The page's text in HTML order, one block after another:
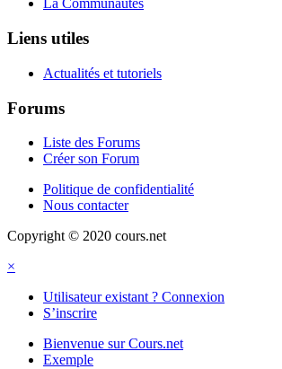
La Communautés
Liens utiles
Actualités et tutoriels
Forums
Liste des Forums
Créer son Forum
Politique de confidentialité
Nous contacter
Copyright © 2020 cours.net
×
Utilisateur existant ? Connexion
S’inscrire
Bienvenue sur Cours.net
Exemple